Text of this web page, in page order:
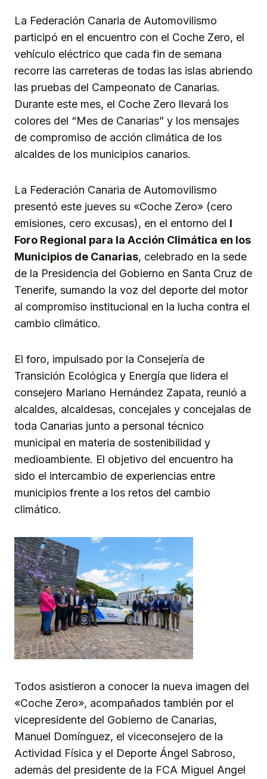
La Federación Canaria de Automovilismo
participó en el encuentro con el Coche Zero, el
vehículo eléctrico que cada fin de semana
recorre las carreteras de todas las islas abriendo
las pruebas del Campeonato de Canarias.
Durante este mes, el Coche Zero llevará los
colores del “Mes de Canarias” y los mensajes
de compromiso de acción climática de los
alcaldes de los municipios canarios.
La Federación Canaria de Automovilismo
presentó este jueves su «Coche Zero» (cero
emisiones, cero excusas), en el entorno del I
Foro Regional para la Acción Climática en los
Municipios de Canarias, celebrado en la sede
de la Presidencia del Gobierno en Santa Cruz de
Tenerife, sumando la voz del deporte del motor
al compromiso institucional en la lucha contra el
cambio climático.
El foro, impulsado por la Consejería de
Transición Ecológica y Energía que lidera el
consejero Mariano Hernández Zapata, reunió a
alcaldes, alcaldesas, concejales y concejalas de
toda Canarias junto a personal técnico
municipal en materia de sostenibilidad y
medioambiente. El objetivo del encuentro ha
sido el intercambio de experiencias entre
municipios frente a los retos del cambio
climático.
Todos asistieron a conocer la nueva imagen del
«Coche Zero», acompañados también por el
vicepresidente del Gobierno de Canarias,
Manuel Domínguez, el viceconsejero de la
Actividad Física y el Deporte Ángel Sabroso,
además del presidente de la FCA Miguel Angel